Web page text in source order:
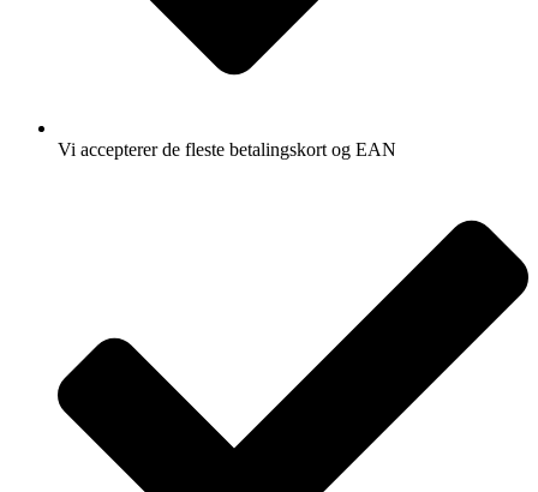
Vi accepterer de fleste betalingskort og EAN